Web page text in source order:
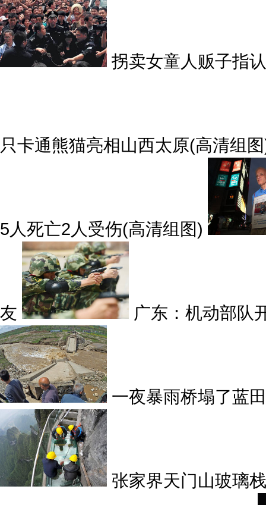
拐卖女童人贩子指
只卡通熊猫亮相山西太原(高清组
5人死亡2人受伤(高清组图)
友 广东：机动部队
一夜暴雨桥塌了蓝
张家界天门山玻璃